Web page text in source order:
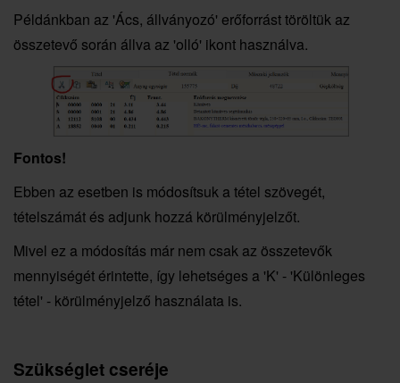
Példánkban az 'Ács, állványozó' erőforrást töröltük az
összetevő során állva az 'olló' ikont használva.
Fontos!
Ebben az esetben is módosítsuk a tétel szövegét,
tételszámát és adjunk hozzá körülményjelzőt.
Mivel ez a módosítás már nem csak az összetevők
mennyiségét érintette, így lehetséges a 'K' - 'Különleges
tétel' - körülményjelző használata is.
Szükséglet cseréje